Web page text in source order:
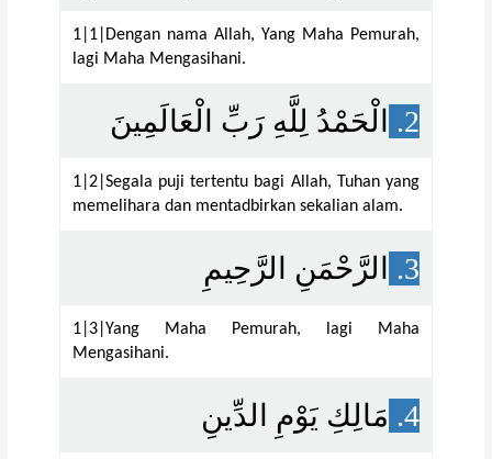
1|1|Dengan nama Allah, Yang Maha Pemurah,
lagi Maha Mengasihani.
2. الْحَمْدُ لِلَّهِ رَبِّ الْعَالَمِينَ
1|2|Segala puji tertentu bagi Allah, Tuhan yang
memelihara dan mentadbirkan sekalian alam.
3. الرَّحْمَنِ الرَّحِيمِ
1|3|Yang Maha Pemurah, lagi Maha
Mengasihani.
4. مَالِكِ يَوْمِ الدِّينِ